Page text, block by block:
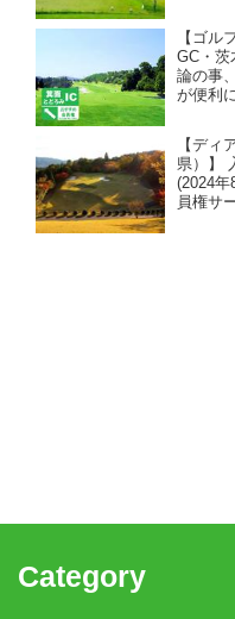
【ゴル
GC・茨
論の事
が便利
槻・枚
適アク
【ディ
県）】
(2024
員権サ
Category